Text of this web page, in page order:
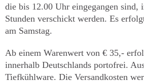
die bis 12.00 Uhr eingegangen sind,
Stunden verschickt werden. Es
am Samstag.
Ab einem Warenwert von € 35,-
innerhalb Deutschlands portofrei.
Tiefkühlware. Die Versandkosten